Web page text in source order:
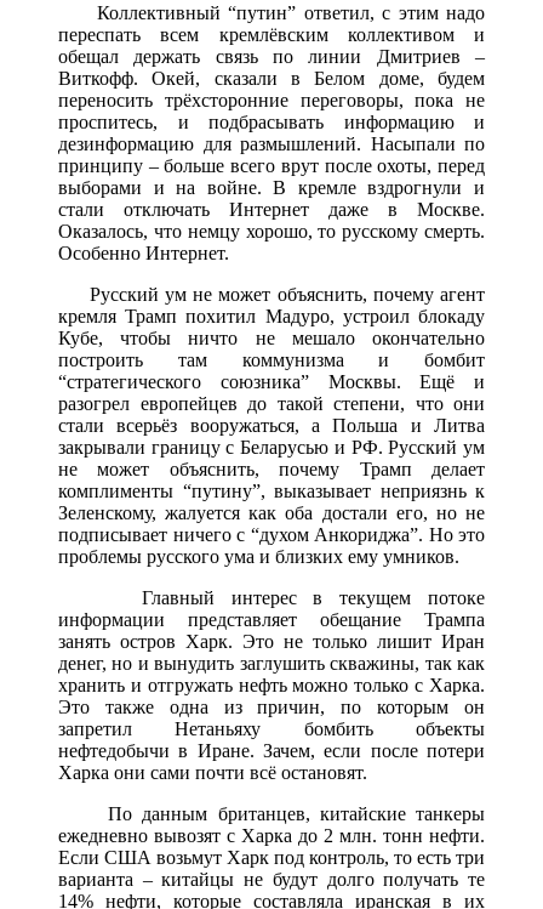
Коллективный “путин” ответил, с этим надо
переспать всем кремлёвским коллективом и
обещал держать связь по линии Дмитриев –
Виткофф. Окей, сказали в Белом доме, будем
переносить трёхсторонние переговоры, пока не
проспитесь, и подбрасывать информацию и
дезинформацию для размышлений. Насыпали по
принципу – больше всего врут после охоты, перед
выборами и на войне. В кремле вздрогнули и
стали отключать Интернет даже в Москве.
Оказалось, что немцу хорошо, то русскому смерть.
Особенно Интернет.
Русский ум не может объяснить, почему агент
кремля Трамп похитил Мадуро, устроил блокаду
Кубе, чтобы ничто не мешало окончательно
построить там коммунизма и бомбит
“стратегического союзника” Москвы. Ещё и
разогрел европейцев до такой степени, что они
стали всерьёз вооружаться, а Польша и Литва
закрывали границу с Беларусью и РФ. Русский ум
не может объяснить, почему Трамп делает
комплименты “путину”, выказывает неприязнь к
Зеленскому, жалуется как оба достали его, но не
подписывает ничего с “духом Анкориджа”. Но это
проблемы русского ума и близких ему умников.
Главный интерес в текущем потоке
информации представляет обещание Трампа
занять остров Харк. Это не только лишит Иран
денег, но и вынудить заглушить скважины, так как
хранить и отгружать нефть можно только с Харка.
Это также одна из причин, по которым он
запретил Нетаньяху бомбить объекты
нефтедобычи в Иране. Зачем, если после потери
Харка они сами почти всё остановят.
По данным британцев, китайские танкеры
ежедневно вывозят с Харка до 2 млн. тонн нефти.
Если США возьмут Харк под контроль, то есть три
варианта – китайцы не будут долго получать те
14% нефти, которые составляла иранская в их